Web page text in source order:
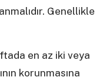
Genellikle
en az iki veya
korunmasına